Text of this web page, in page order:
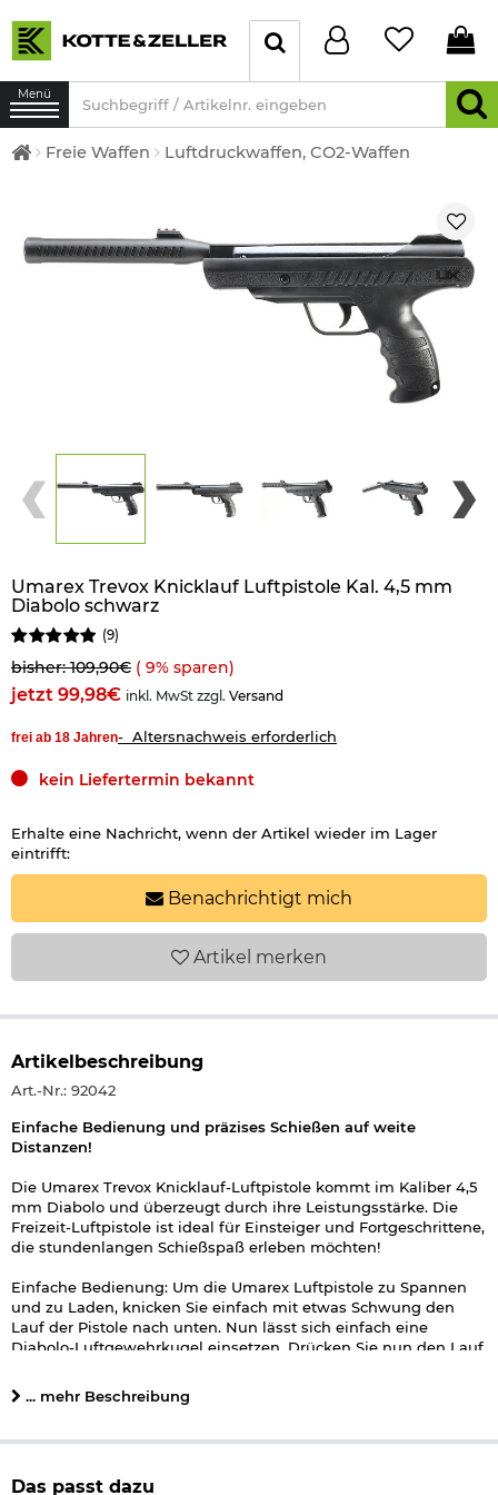
Menü
Freie Waffen Luftdruckwaffen, CO2-Waffen
Umarex Trevox Knicklauf Luftpistole Kal. 4,5 mm
Diabolo schwarz
(9)
bisher: 109,90€ ( 9% sparen)
jetzt 99,98€ inkl. MwSt zzgl. Versand
frei ab 18 Jahren- Altersnachweis erforderlich
kein Liefertermin bekannt
Erhalte eine Nachricht, wenn der Artikel wieder im Lager
eintrifft:
Benachrichtigt mich
Artikel merken
Artikelbeschreibung
Art.-Nr.: 92042
Einfache Bedienung und präzises Schießen auf weite
Distanzen!
Die Umarex Trevox Knicklauf-Luftpistole kommt im Kaliber 4,5
mm Diabolo und überzeugt durch ihre Leistungsstärke. Die
Freizeit-Luftpistole ist ideal für Einsteiger und Fortgeschrittene,
die stundenlangen Schießspaß erleben möchten!
Einfache Bedienung: Um die Umarex Luftpistole zu Spannen
und zu Laden, knicken Sie einfach mit etwas Schwung den
Lauf der Pistole nach unten. Nun lässt sich einfach eine
Diabolo-Luftgewehrkugel einsetzen. Drücken Sie nun den Lauf
bereit zum Schießen!
sowie das T.N.T. Gaskolben System. So ist auch treffsicheres
... mehr Beschreibung
Das passt dazu